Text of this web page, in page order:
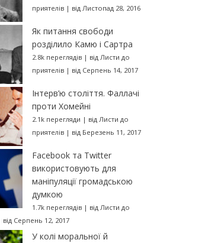
приятелів| від Листопад 28, 2016
Як питання свободи
розділило Камю і Сартра
2.8k переглядів| від Листи до
приятелів| від Серпень 14, 2017
Інтерв’ю століття. Фаллачі
проти Хомейні
2.1k перегляди | від Листи до
приятелів| від Березень 11, 2017
Facebook та Twitter
використовують для
маніпуляції громадською
думкою
1.7k переглядів| від Листи до
від Серпень 12, 2017
У колі моральної й